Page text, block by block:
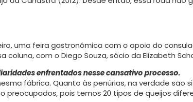
uma feira gastronômica com o apoio do
com o Diego Souza, sócio da Elizabeth
enfrentados nesse cansativo processo.
fábrica. Quanto às penúrias, na verdade são
preocupados, pois temos 20 tipos de queijos